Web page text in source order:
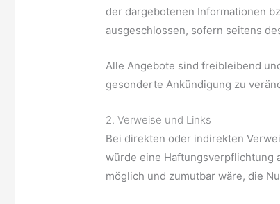
der dargebotenen Informationen
ausgeschlossen, sofern seitens
Alle Angebote sind freibleibend
gesonderte Ankündigung zu
2. Verweise und Links
Bei direkten oder indirekten
würde eine Haftungsverpflichtung
möglich und zumutbar wäre, die